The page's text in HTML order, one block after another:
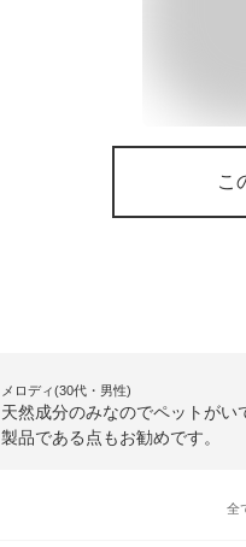
こ
メロディ(30代・男性)
天然成分のみなのでペットが
製品である点もお勧めです。
全